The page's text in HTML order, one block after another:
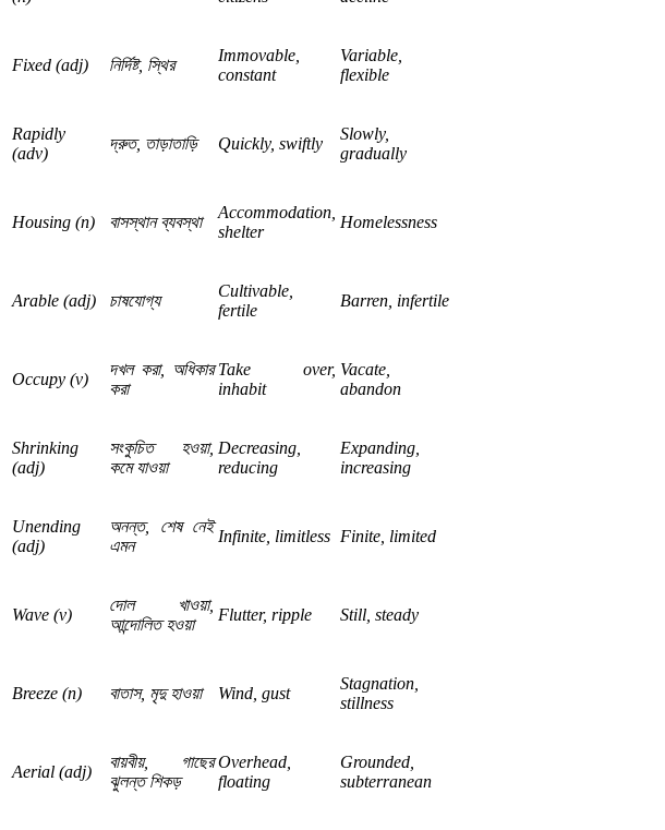
Fixed (adj) নির্দিষ্ট, স্থির
Immovable,
constant
Variable,
flexible
Rapidly
(adv)
দ্রুত, তাড়াতাড়ি Quickly, swiftly
Slowly,
gradually
Housing (n) বাসস্থান ব্যবস্থা
Accommodation,
shelter
Homelessness
Arable (adj) চাষযোগ্য
Cultivable,
fertile
Barren, infertile
Occupy (v)
দখল করা, অধিকার
করা
Take over,
inhabit
Vacate,
abandon
Shrinking
(adj)
সংকুচিত হওয়া,
কমে যাওয়া
Decreasing,
reducing
Expanding,
increasing
Unending
(adj)
অনন্ত, শেষ
নেই
এমন
Infinite, limitless Finite, limited
Wave (v)
দোল খাওয়া,
আন্দোলিত হওয়া
Flutter, ripple Still, steady
Breeze (n) বাতাস, মৃদু হাওয়া Wind, gust
Stagnation,
stillness
Aerial (adj)
বায়বীয়,
গাছের
ঝুলন্ত শিকড়
Overhead,
floating
Grounded,
subterranean